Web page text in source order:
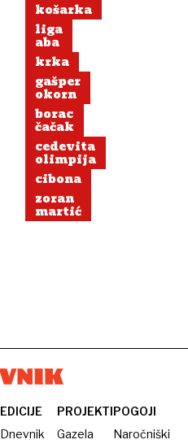
košarka
liga
aba
krka
gašper
okorn
borac
čačak
cedevita
olimpija
cibona
zoran
martić
EDICIJE
Dnevnik
PROJEKTI
Gazela
POGOJI
Naročniški